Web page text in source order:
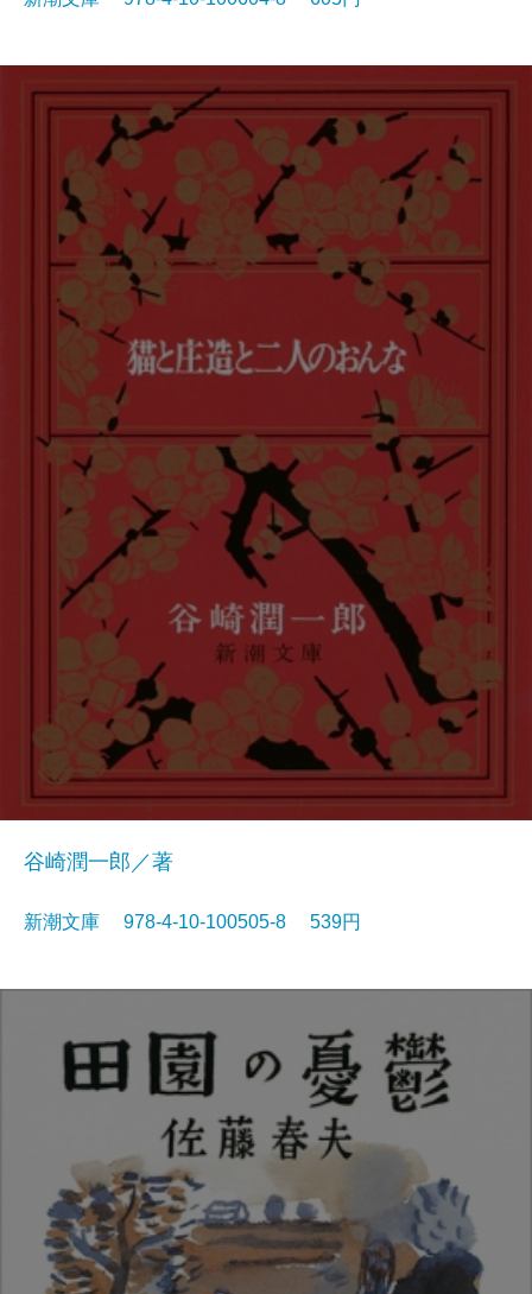
谷崎潤一郎／著
新潮文庫 978-4-10-100505-8 539円